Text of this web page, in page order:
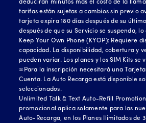
deducirán minutos más el costo de la
tarifas están sujetas a cambios sin previo
tarjeta expira 180 días después de su
después de que su Servicio se suspenda,
Keep Your Own Phone (KYOP): Requiere
capacidad. La disponibilidad, cobertura y
pueden variar. Los planes y los SIM Kits se
∞Para la inscripción necesitará una
Cuenta. La Auto Recarga está disponible
seleccionados.
Unlimited Talk & Text Auto-Refill
promocional aplica solamente para las
Auto-Recarga, en los Planes Ilimitados de